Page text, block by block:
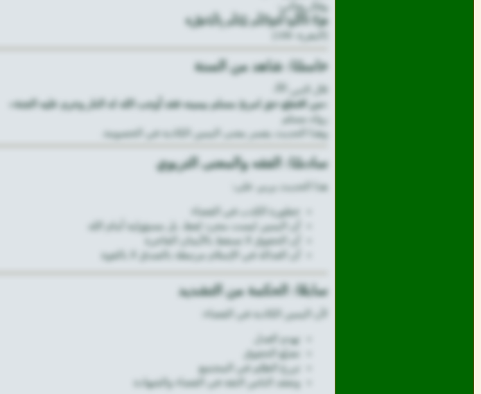
وقال تعالى:
﴿وَلَا تَأْكُلُوا أَمْوَالَكُم بَيْنَكُم بِالْبَاطِلِ﴾
[البقرة: 188]
خامسًا: شاهد من السنة
قال النبي ﷺ:
«من اقتطع حق امرئ مسلم بيمينه فقد أوجب الله له النار وحرم عليه الجنة»
رواه مسلم
وهذا الحديث يفسر معنى اليمين الكاذبة في الخصومة.
سادسًا: الفقه والمعنى التربوي
هذا الحديث يربي على:
خطورة الكذب في القضاء
أن اليمين ليست مجرد لفظ، بل مسؤولية أمام الله
أن الحقوق لا تسقط بالأيمان الفاجرة
أن العدالة في الإسلام مرتبطة بالصدق لا بالقوة
سابعًا: الحكمة من التشديد
لأن اليمين الكاذبة في القضاء:
تهدم العدل
تضيّع الحقوق
تزرع الظلم في المجتمع
وتفقد الناس الثقة في القضاء والشهادة